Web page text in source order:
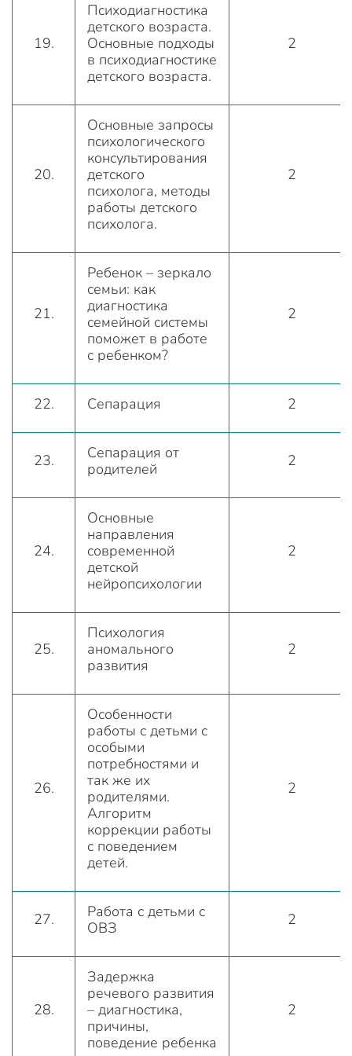
19.
Психодиагностика
детского возраста.
Основные подходы
в психодиагностике
детского возраста.
2
20.
Основные запросы
психологического
консультирования
детского
психолога, методы
работы детского
психолога.
2
21.
Ребенок – зеркало
семьи: как
диагностика
семейной системы
поможет в работе
с ребенком?
2
22. Сепарация 2
23.
Сепарация от
родителей
2
24.
Основные
направления
современной
детской
нейропсихологии
2
25.
Психология
аномального
развития
2
26.
Особенности
работы с детьми с
особыми
потребностями и
так же их
родителями.
Алгоритм
коррекции работы
с поведением
детей.
2
27.
Работа с детьми с
ОВЗ
2
28.
Задержка
речевого развития
– диагностика,
причины,
поведение ребенка
2